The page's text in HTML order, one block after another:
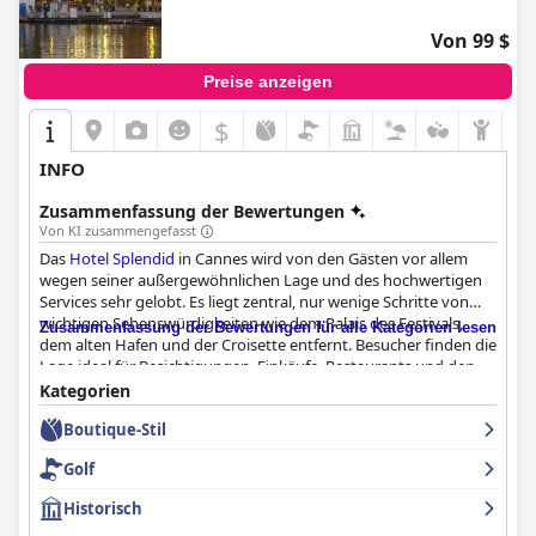
Von 99 $
Preise anzeigen
$
INFO
Zusammenfassung der Bewertungen
Von KI zusammengefasst
Das Hotel Splendid in Cannes wird von den Gästen vor allem
wegen seiner außergewöhnlichen Lage und des hochwertigen
Services sehr gelobt. Es liegt zentral, nur wenige Schritte von
wichtigen Sehenswürdigkeiten wie dem Palais des Festivals,
dem alten Hafen und der Croisette entfernt. Besucher finden die
Lage ideal für Besichtigungen, Einkäufe, Restaurants und den
Genuss malerischer Meerblicke. Die Nähe zu Stränden,
Luxusgeschäften und kulturellen Stätten trägt zu seinem
Charme bei.
Das Frühstück im Hotel wird häufig als herausragendes Erlebnis
hervorgehoben. Die Gäste schwärmen von der Vielfalt, Frische
und Qualität der Angebote, wobei die Möglichkeit, auf der
Zusammenfassung der Bewertungen für alle Kategorien lesen
Kategorien
Boutique-Stil
Golf
Historisch